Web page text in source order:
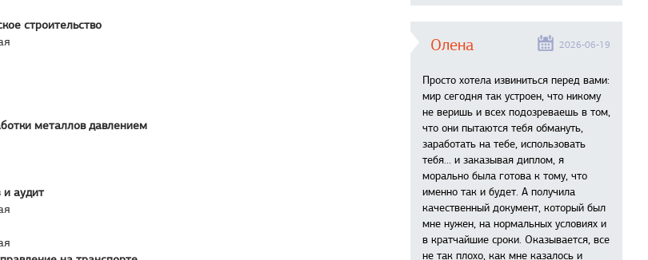
строительство
металлов давлением
и аудит
Олена 2026-06-19
Просто хотела извиниться перед вами:
мир сегодня так устроен, что никому
не веришь и всех подозреваешь в том,
что они пытаются тебя обмануть,
заработать на тебе, использовать
тебя... и заказывая диплом, я
морально была готова к тому, что
именно так и будет. А получила
качественный документ, который был
мне нужен, на нормальных условиях и
в кратчайшие сроки. Оказывается, все
не так плохо, как мне казалось и